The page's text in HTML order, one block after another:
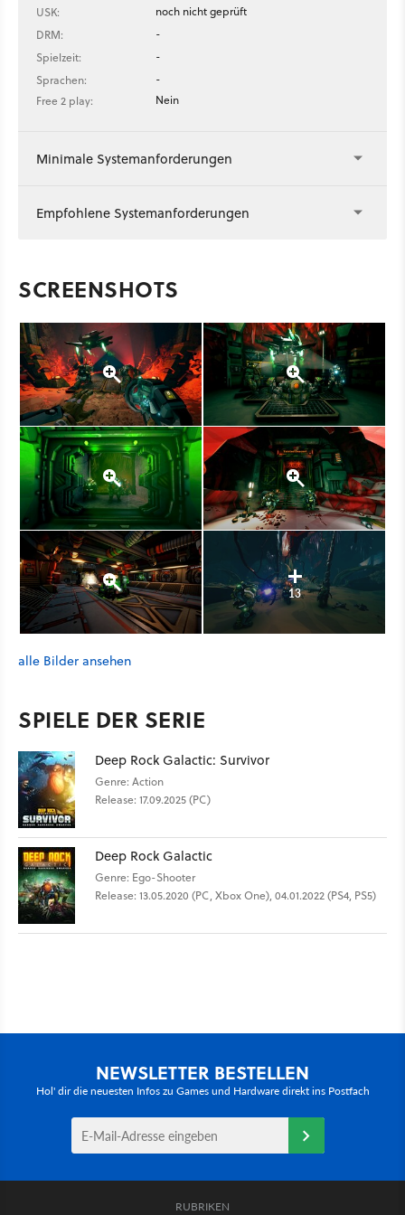
USK:
noch nicht geprüft
DRM:
-
Spielzeit:
-
Sprachen:
-
Free 2 play:
Nein
Minimale Systemanforderungen
Empfohlene Systemanforderungen
SCREENSHOTS
13
alle Bilder ansehen
SPIELE DER SERIE
Deep Rock Galactic: Survivor
Genre: Action
Release: 17.09.2025 (PC)
Deep Rock Galactic
Genre: Ego-Shooter
Release: 13.05.2020 (PC, Xbox One), 04.01.2022 (PS4, PS5)
NEWSLETTER BESTELLEN
Hol' dir die neuesten Infos zu Games und Hardware direkt ins Postfach
RUBRIKEN